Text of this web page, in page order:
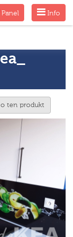
Menu
Info
Panel
ten produkt